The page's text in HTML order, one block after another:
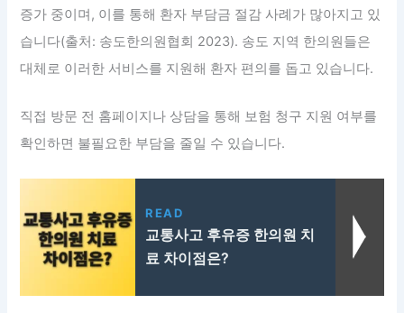
증가 중이며, 이를 통해 환자 부담금 절감 사례가 많아지고 있
습니다(출처: 송도한의원협회 2023). 송도 지역 한의원들은
대체로 이러한 서비스를 지원해 환자 편의를 돕고 있습니다.
직접 방문 전 홈페이지나 상담을 통해 보험 청구 지원 여부를
확인하면 불필요한 부담을 줄일 수 있습니다.
READ
교통사고 후유증 한의원 치
료 차이점은?